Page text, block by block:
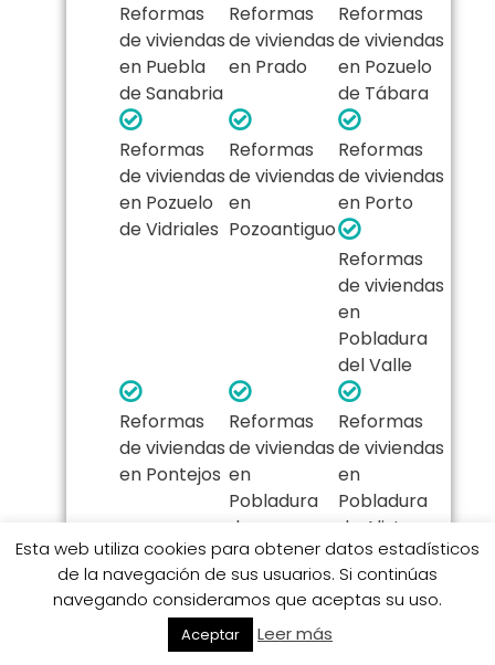
Reformas
de viviendas
en Puebla
de Sanabria
Reformas
de viviendas
en Prado
Reformas
de viviendas
en Pozuelo
de Tábara
Reformas
de viviendas
en Pozuelo
de Vidriales
Reformas
de viviendas
en
Pozoantiguo
Reformas
de viviendas
en Porto
Reformas
de viviendas
en
Pobladura
del Valle
Reformas
de viviendas
en Pontejos
Reformas
de viviendas
en
Pobladura
de
Valderadue
y
Reformas
de viviendas
en
Pobladura
de Aliste
Reformas
de viviendas
Esta web utiliza cookies para obtener datos estadísticos
de la navegación de sus usuarios. Si continúas
navegando consideramos que aceptas su uso.
Aceptar Leer más